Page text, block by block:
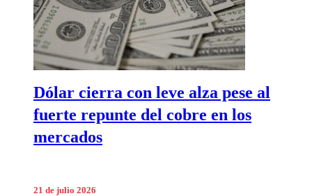
Dólar cierra con leve alza pese al
fuerte repunte del cobre en los
mercados
21 de julio 2026